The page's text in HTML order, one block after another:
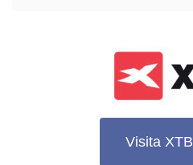
Visita